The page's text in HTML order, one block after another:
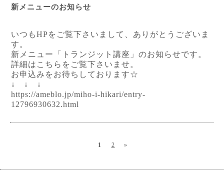
新メニューのお知らせ
いつもHPをご覧下さいまして、ありがとうございま
す。
新メニュー「トランジット講座」のお知らせです。
詳細はこちらをご覧下さいませ。
お申込みをお待ちしております☆
↓ ↓ ↓
https://ameblo.jp/miho-i-hikari/entry-
12796930632.html
1 2 »